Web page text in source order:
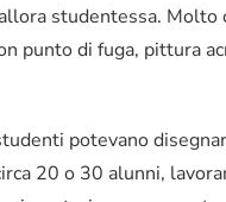
studentessa.
punto di fuga, pittura
potevano
20 o 30 alunni,